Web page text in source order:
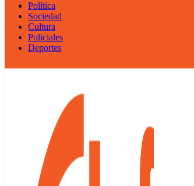
Política
Sociedad
Cultura
Policiales
Deportes